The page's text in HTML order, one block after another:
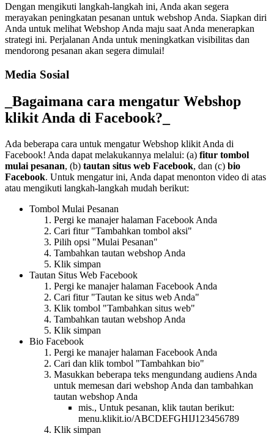
Dengan mengikuti langkah-langkah ini, Anda akan segera
merayakan peningkatan pesanan untuk webshop Anda. Siapkan diri
Anda untuk melihat Webshop Anda maju saat Anda menerapkan
strategi ini. Perjalanan Anda untuk meningkatkan visibilitas dan
mendorong pesanan akan segera dimulai!
Media Sosial
_Bagaimana cara mengatur Webshop
klikit Anda di Facebook?_
Ada beberapa cara untuk mengatur Webshop klikit Anda di
Facebook! Anda dapat melakukannya melalui: (a) fitur tombol
mulai pesanan, (b) tautan situs web Facebook, dan (c) bio
Facebook. Untuk mengatur ini, Anda dapat menonton video di atas
atau mengikuti langkah-langkah mudah berikut:
Tombol Mulai Pesanan
Pergi ke manajer halaman Facebook Anda
Cari fitur "Tambahkan tombol aksi"
Pilih opsi "Mulai Pesanan"
Tambahkan tautan webshop Anda
Klik simpan
Tautan Situs Web Facebook
Pergi ke manajer halaman Facebook Anda
Cari fitur "Tautan ke situs web Anda"
Klik tombol "Tambahkan situs web"
Tambahkan tautan webshop Anda
Klik simpan
Bio Facebook
Pergi ke manajer halaman Facebook Anda
Cari dan klik tombol "Tambahkan bio"
Masukkan beberapa teks mengundang audiens Anda
untuk memesan dari webshop Anda dan tambahkan
tautan webshop Anda
mis., Untuk pesanan, klik tautan berikut:
menu.klikit.io/ABCDEFGHIJ123456789
Klik simpan